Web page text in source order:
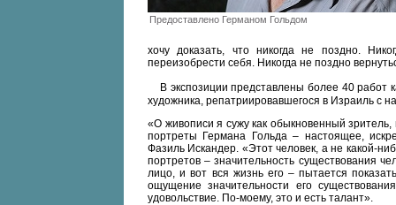
Предоставлено Германом Гольдом
хочу доказать, что никогда не поздно.
переизобрести себя. Никогда не поздно
В экспозиции представлены более 40 работ
художника, репатриировавшегося в Израиль с
«О живописи я сужу как обыкновенный
портреты Германа Гольда – настоящее,
Фазиль Искандер. «Этот человек, а не какой-
портретов – значительность существования
лицо, и вот вся жизнь его – пытается
ощущение значительности его
удовольствие. По-моему, это и есть талант».